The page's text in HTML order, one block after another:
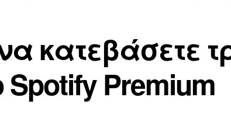
κατεβάσετε
Spotify Premium